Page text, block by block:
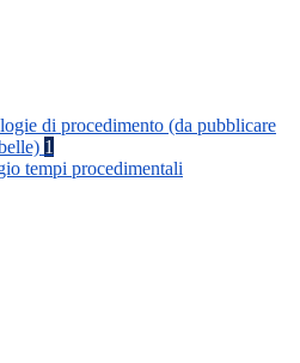
di procedimento (da pubblicare
1
tempi procedimentali